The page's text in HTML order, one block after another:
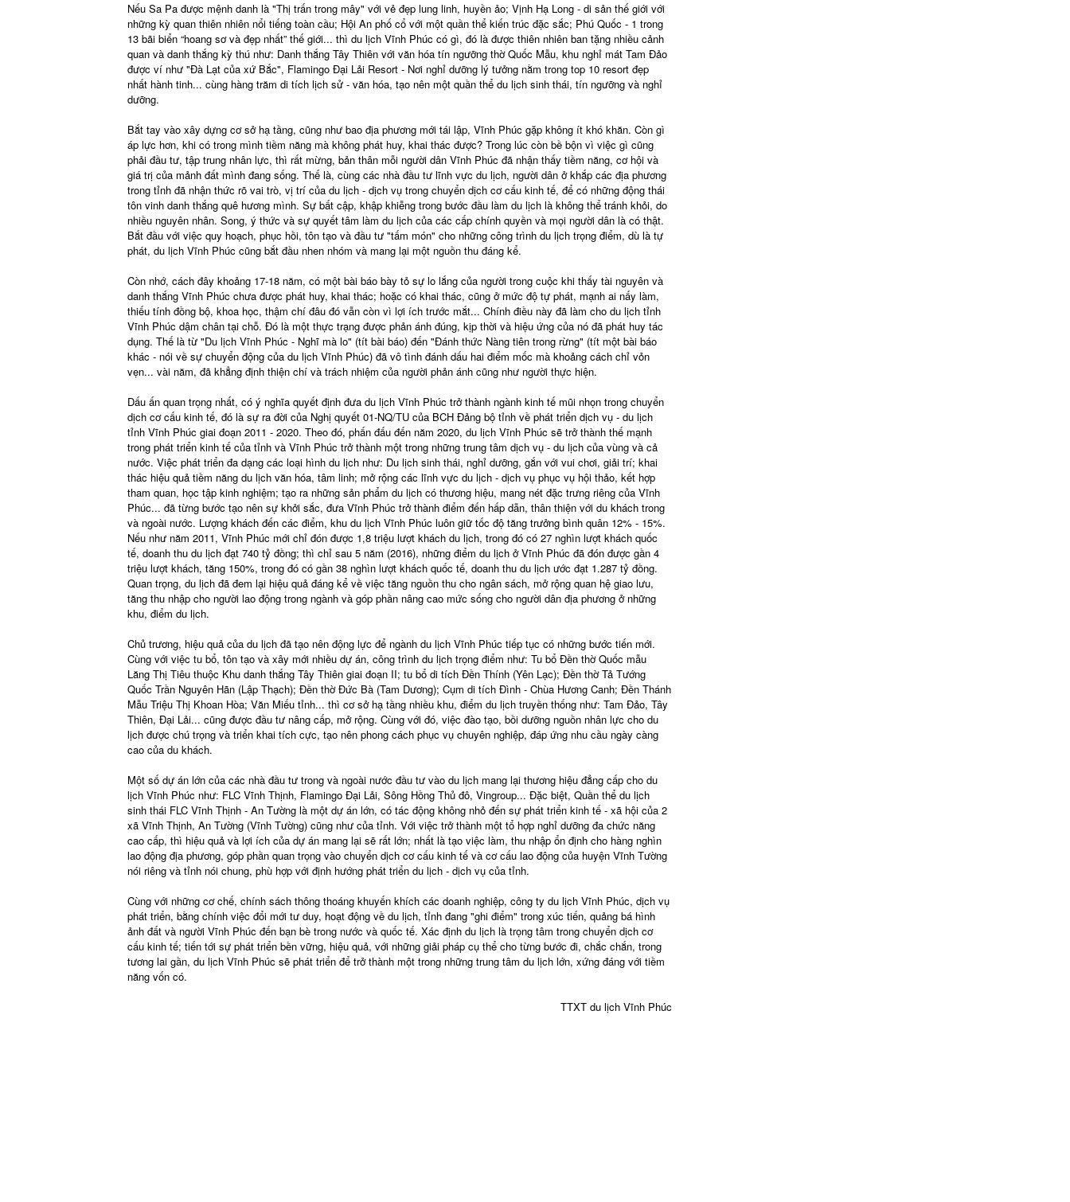
Nếu Sa Pa được mệnh danh là "Thị trấn trong mây" với vẻ đẹp lung linh, huyền ảo; Vịnh Hạ Long - di sản thế giới với
những kỳ quan thiên nhiên nổi tiếng toàn cầu; Hội An phố cổ với một quần thể kiến trúc đặc sắc; Phú Quốc - 1 trong
13 bãi biển “hoang sơ và đẹp nhất” thế giới... thì du lịch Vĩnh Phúc có gì, đó là được thiên nhiên ban tặng nhiều cảnh
quan và danh thắng kỳ thú như: Danh thắng Tây Thiên với văn hóa tín ngưỡng thờ Quốc Mẫu, khu nghỉ mát Tam Đảo
được ví như "Đà Lạt của xứ Bắc", Flamingo Đại Lải Resort - Nơi nghỉ dưỡng lý tưởng nằm trong top 10 resort đẹp
nhất hành tinh... cùng hàng trăm di tích lịch sử - văn hóa, tạo nên một quần thể du lịch sinh thái, tín ngưỡng và nghỉ
dưỡng.
Bắt tay vào xây dựng cơ sở hạ tầng, cũng như bao địa phương mới tái lập, Vĩnh Phúc gặp không ít khó khăn. Còn gì
áp lực hơn, khi có trong mình tiềm năng mà không phát huy, khai thác được? Trong lúc còn bề bộn vì việc gì cũng
phải đầu tư, tập trung nhân lực, thì rất mừng, bản thân mỗi người dân Vĩnh Phúc đã nhận thấy tiềm năng, cơ hội và
giá trị của mảnh đất mình đang sống. Thế là, cùng các nhà đầu tư lĩnh vực du lịch, người dân ở khắp các địa phương
trong tỉnh đã nhận thức rõ vai trò, vị trí của du lịch - dịch vụ trong chuyển dịch cơ cấu kinh tế, để có những động thái
tôn vinh danh thắng quê hương mình. Sự bất cập, khập khiễng trong bước đầu làm du lịch là không thể tránh khỏi, do
nhiều nguyên nhân. Song, ý thức và sự quyết tâm làm du lịch của các cấp chính quyền và mọi người dân là có thật.
Bắt đầu với việc quy hoạch, phục hồi, tôn tạo và đầu tư "tấm món" cho những công trình du lịch trọng điểm, dù là tự
phát, du lịch Vĩnh Phúc cũng bắt đầu nhen nhóm và mang lại một nguồn thu đáng kể.
Còn nhớ, cách đây khoảng 17-18 năm, có một bài báo bày tỏ sự lo lắng của người trong cuộc khi thấy tài nguyên và
danh thắng Vĩnh Phúc chưa được phát huy, khai thác; hoặc có khai thác, cũng ở mức độ tự phát, mạnh ai nấy làm,
thiếu tính đồng bộ, khoa học, thậm chí đâu đó vẫn còn vì lợi ích trước mắt... Chính điều này đã làm cho du lịch tỉnh
Vĩnh Phúc dậm chân tại chỗ. Đó là một thực trạng được phản ánh đúng, kịp thời và hiệu ứng của nó đã phát huy tác
dụng. Thế là từ "Du lịch Vĩnh Phúc - Nghĩ mà lo" (tít bài báo) đến "Đánh thức Nàng tiên trong rừng" (tít một bài báo
khác - nói về sự chuyển động của du lịch Vĩnh Phúc) đã vô tình đánh dấu hai điểm mốc mà khoảng cách chỉ vỏn
vẹn... vài năm, đã khẳng định thiện chí và trách nhiệm của người phản ánh cũng như người thực hiện.
Dấu ấn quan trọng nhất, có ý nghĩa quyết định đưa du lịch Vĩnh Phúc trở thành ngành kinh tế mũi nhọn trong chuyển
dịch cơ cấu kinh tế, đó là sự ra đời của Nghị quyết 01-NQ/TU của BCH Đảng bộ tỉnh về phát triển dịch vụ - du lịch
tỉnh Vĩnh Phúc giai đoạn 2011 - 2020. Theo đó, phấn đấu đến năm 2020, du lịch Vĩnh Phúc sẽ trở thành thế mạnh
trong phát triển kinh tế của tỉnh và Vĩnh Phúc trở thành một trong những trung tâm dịch vụ - du lịch của vùng và cả
nước. Việc phát triển đa dạng các loại hình du lịch như: Du lịch sinh thái, nghỉ dưỡng, gắn với vui chơi, giải trí; khai
thác hiệu quả tiềm năng du lịch văn hóa, tâm linh; mở rộng các lĩnh vực du lịch - dịch vụ phục vụ hội thảo, kết hợp
tham quan, học tập kinh nghiệm; tạo ra những sản phẩm du lịch có thương hiệu, mang nét đặc trưng riêng của Vĩnh
Phúc... đã từng bước tạo nên sự khởi sắc, đưa Vĩnh Phúc trở thành điểm đến hấp dẫn, thân thiện với du khách trong
và ngoài nước. Lượng khách đến các điểm, khu du lịch Vĩnh Phúc luôn giữ tốc độ tăng trưởng bình quân 12% - 15%.
Nếu như năm 2011, Vĩnh Phúc mới chỉ đón được 1,8 triệu lượt khách du lịch, trong đó có 27 nghìn lượt khách quốc
tế, doanh thu du lịch đạt 740 tỷ đồng; thì chỉ sau 5 năm (2016), những điểm du lịch ở Vĩnh Phúc đã đón được gần 4
triệu lượt khách, tăng 150%, trong đó có gần 38 nghìn lượt khách quốc tế, doanh thu du lịch ước đạt 1.287 tỷ đồng.
Quan trọng, du lịch đã đem lại hiệu quả đáng kể về việc tăng nguồn thu cho ngân sách, mở rộng quan hệ giao lưu,
tăng thu nhập cho người lao động trong ngành và góp phần nâng cao mức sống cho người dân địa phương ở những
khu, điểm du lịch.
Chủ trương, hiệu quả của du lịch đã tạo nên động lực để ngành du lịch Vĩnh Phúc tiếp tục có những bước tiến mới.
Cùng với việc tu bổ, tôn tạo và xây mới nhiều dự án, công trình du lịch trọng điểm như: Tu bổ Đền thờ Quốc mẫu
Lăng Thị Tiêu thuộc Khu danh thắng Tây Thiên giai đoạn II; tu bổ di tích Đền Thính (Yên Lạc); Đền thờ Tả Tướng
Quốc Trần Nguyên Hãn (Lập Thạch); Đền thờ Đức Bà (Tam Dương); Cụm di tích Đình - Chùa Hương Canh; Đền Thánh
Mẫu Triệu Thị Khoan Hòa; Văn Miếu tỉnh... thì cơ sở hạ tầng nhiều khu, điểm du lịch truyền thống như: Tam Đảo, Tây
Thiên, Đại Lải... cũng được đầu tư nâng cấp, mở rộng. Cùng với đó, việc đào tạo, bồi dưỡng nguồn nhân lực cho du
lịch được chú trọng và triển khai tích cực, tạo nên phong cách phục vụ chuyên nghiệp, đáp ứng nhu cầu ngày càng
cao của du khách.
Một số dự án lớn của các nhà đầu tư trong và ngoài nước đầu tư vào du lịch mang lại thương hiệu đẳng cấp cho du
lịch Vĩnh Phúc như: FLC Vĩnh Thịnh, Flamingo Đại Lải, Sông Hồng Thủ đô, Vingroup... Đặc biệt, Quần thể du lịch
sinh thái FLC Vĩnh Thịnh - An Tường là một dự án lớn, có tác động không nhỏ đến sự phát triển kinh tế - xã hội của 2
xã Vĩnh Thịnh, An Tường (Vĩnh Tường) cũng như của tỉnh. Với việc trở thành một tổ hợp nghỉ dưỡng đa chức năng
cao cấp, thì hiệu quả và lợi ích của dự án mang lại sẽ rất lớn; nhất là tạo việc làm, thu nhập ổn định cho hàng nghìn
lao động địa phương, góp phần quan trọng vào chuyển dịch cơ cấu kinh tế và cơ cấu lao động của huyện Vĩnh Tường
nói riêng và tỉnh nói chung, phù hợp với định hướng phát triển du lịch - dịch vụ của tỉnh.
Cùng với những cơ chế, chính sách thông thoáng khuyến khích các doanh nghiệp, công ty du lịch Vĩnh Phúc, dịch vụ
phát triển, bằng chính việc đổi mới tư duy, hoạt động về du lịch, tỉnh đang "ghi điểm" trong xúc tiến, quảng bá hình
ảnh đất và người Vĩnh Phúc đến bạn bè trong nước và quốc tế. Xác định du lịch là trọng tâm trong chuyển dịch cơ
cấu kinh tế; tiến tới sự phát triển bền vững, hiệu quả, với những giải pháp cụ thể cho từng bước đi, chắc chắn, trong
tương lai gần, du lịch Vĩnh Phúc sẽ phát triển để trở thành một trong những trung tâm du lịch lớn, xứng đáng với tiềm
năng vốn có.
TTXT du lịch Vĩnh Phúc